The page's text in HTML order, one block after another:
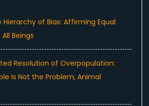
of Bias: Affirming Equal
Beings
Resolution of Overpopulation:
Is Not the Problem, Animal